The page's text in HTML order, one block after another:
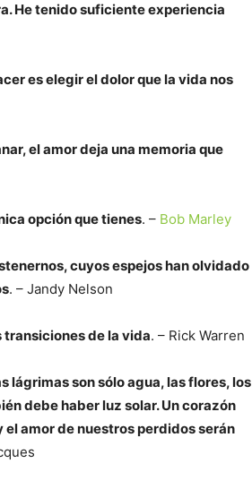
He tenido suficiente experiencia
es elegir el dolor que la vida nos
el amor deja una memoria que
opción que tienes. – Bob Marley
cuyos espejos han olvidado
. – Jandy Nelson
transiciones de la vida. – Rick Warren
lágrimas son sólo agua, las flores, los
debe haber luz solar. Un corazón
el amor de nuestros perdidos serán